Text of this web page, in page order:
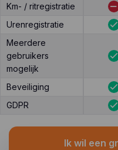
Km- / ritregistratie
Urenregistratie
Meerdere
gebruikers
mogelijk
Beveiliging
GDPR
Ik wil een